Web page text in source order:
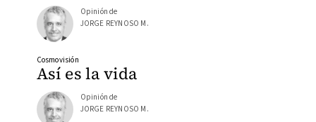
Opinión de
JORGE REYNOSO M.
Así es la vida
Cosmovisión
Opinión de
JORGE REYNOSO M.